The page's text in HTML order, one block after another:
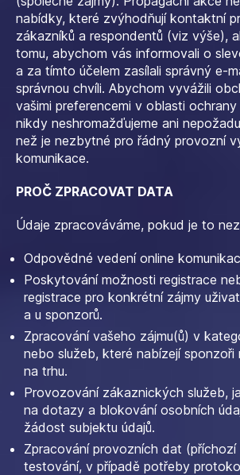
nabídky, které zvýhodňují kontaktní
zákazníků a respondentů (viz výše),
tomu, abychom vás informovali o
a za tímto účelem zasílali správný e-
správnou chvíli. Abychom vyvážili
vašimi preferencemi v oblasti
nikdy neshromažďujeme ani
než je nezbytné pro řádný provozní
komunikace.
PROČ ZPRACOVAT DATA
Údaje zpracováváme, pokud je to
Odpovědné vedení online
Poskytování možnosti registrace
registrace pro konkrétní zájmy
a u sponzorů.
Zpracování vašeho zájmu(ů) v
nebo služeb, které nabízejí
na trhu.
Provozování zákaznických služeb,
na dotazy a blokování osobních
žádost subjektu údajů.
Zpracování provozních dat (příchozí
testování, v případě potřeby